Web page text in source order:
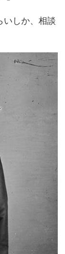
いしか、相談